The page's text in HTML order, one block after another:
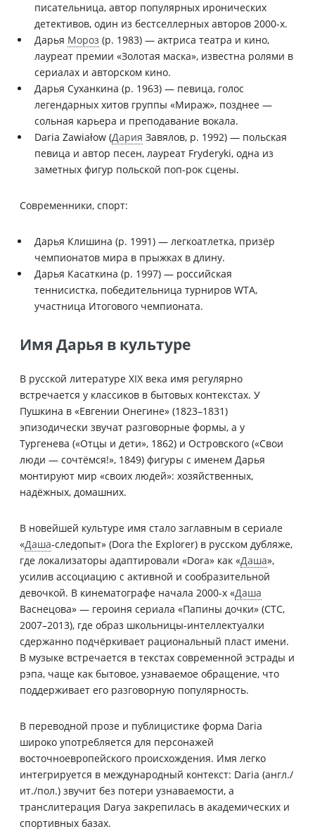
писательница, автор популярных иронических
детективов, один из бестселлерных авторов 2000-х.
Дарья Мороз (р. 1983) — актриса театра и кино,
лауреат премии «Золотая маска», известна ролями в
сериалах и авторском кино.
Дарья Суханкина (р. 1963) — певица, голос
легендарных хитов группы «Мираж», позднее —
сольная карьера и преподавание вокала.
Daria Zawiałow (Дария Завялов, р. 1992) — польская
певица и автор песен, лауреат Fryderyki, одна из
заметных фигур польской поп-рок сцены.
Современники, спорт:
Дарья Клишина (р. 1991) — легкоатлетка, призёр
чемпионатов мира в прыжках в длину.
Дарья Касаткина (р. 1997) — российская
теннисистка, победительница турниров WTA,
участница Итогового чемпионата.
Имя Дарья в культуре
В русской литературе XIX века имя регулярно
встречается у классиков в бытовых контекстах. У
Пушкина в «Евгении Онегине» (1823–1831)
эпизодически звучат разговорные формы, а у
Тургенева («Отцы и дети», 1862) и Островского («Свои
люди — сочтёмся!», 1849) фигуры с именем Дарья
монтируют мир «своих людей»: хозяйственных,
надёжных, домашних.
В новейшей культуре имя стало заглавным в сериале
«Даша-следопыт» (Dora the Explorer) в русском дубляже,
где локализаторы адаптировали «Dora» как «Даша»,
усилив ассоциацию с активной и сообразительной
девочкой. В кинематографе начала 2000-х «Даша
Васнецова» — героиня сериала «Папины дочки» (СТС,
2007–2013), где образ школьницы-интеллектуалки
сдержанно подчёркивает рациональный пласт имени.
В музыке встречается в текстах современной эстрады и
рэпа, чаще как бытовое, узнаваемое обращение, что
поддерживает его разговорную популярность.
В переводной прозе и публицистике форма Daria
широко употребляется для персонажей
восточноевропейского происхождения. Имя легко
интегрируется в международный контекст: Daria (англ./
ит./пол.) звучит без потери узнаваемости, а
транслитерация Darya закрепилась в академических и
спортивных базах.